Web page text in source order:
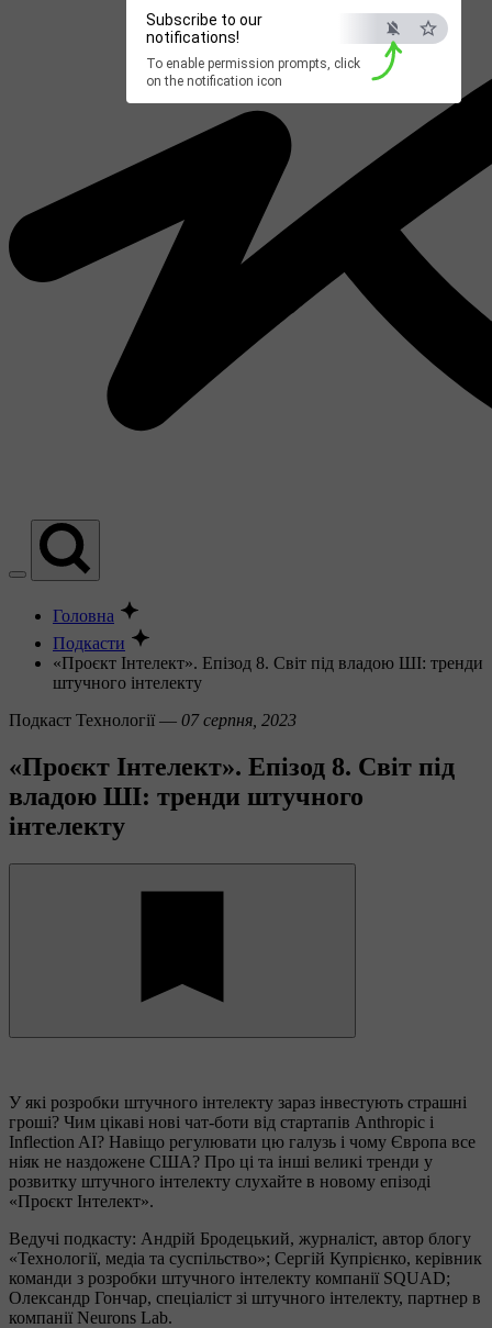
Subscribe to our
notifications!
To enable permission prompts, click
on the notification icon
Головна
Подкасти
«Проєкт Інтелект». Епізод 8. Світ під владою ШІ: тренди
штучного інтелекту
Подкаст Технології — 07 серпня, 2023
«Проєкт Інтелект». Епізод 8. Світ під
владою ШІ: тренди штучного
інтелекту
У які розробки штучного інтелекту зараз інвестують страшні
гроші? Чим цікаві нові чат-боти від стартапів Anthropic і
Inflection AI? Навіщо регулювати цю галузь і чому Європа все
ніяк не наздожене США? Про ці та інші великі тренди у
розвитку штучного інтелекту слухайте в новому епізоді
«Проєкт Інтелект».
Ведучі подкасту: Андрій Бродецький, журналіст, автор блогу
«Технології, медіа та суспільство»; Сергій Купрієнко, керівник
команди з розробки штучного інтелекту компанії SQUAD;
Олександр Гончар, спеціаліст зі штучного інтелекту, партнер в
компанії Neurons Lab.